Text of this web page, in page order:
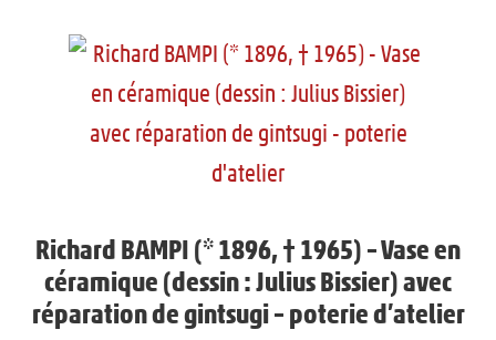
Richard BAMPI (* 1896, † 1965) – Vase en
céramique (dessin : Julius Bissier) avec
réparation de gintsugi – poterie d’atelier